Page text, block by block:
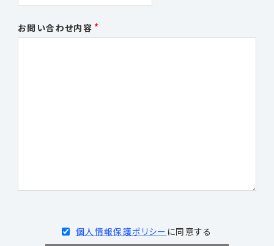
お問い合わせ内容
個人情報保護ポリシー に同意する